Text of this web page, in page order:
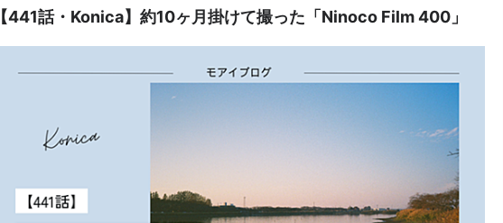
【441話・Konica】約10ヶ月掛けて撮った「Ninoco Film 400」